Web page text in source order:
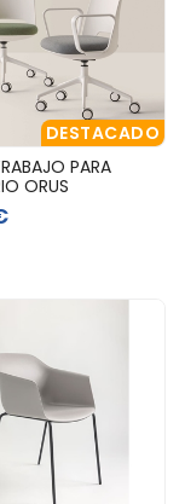
DESTACADO
PARA
ORUS